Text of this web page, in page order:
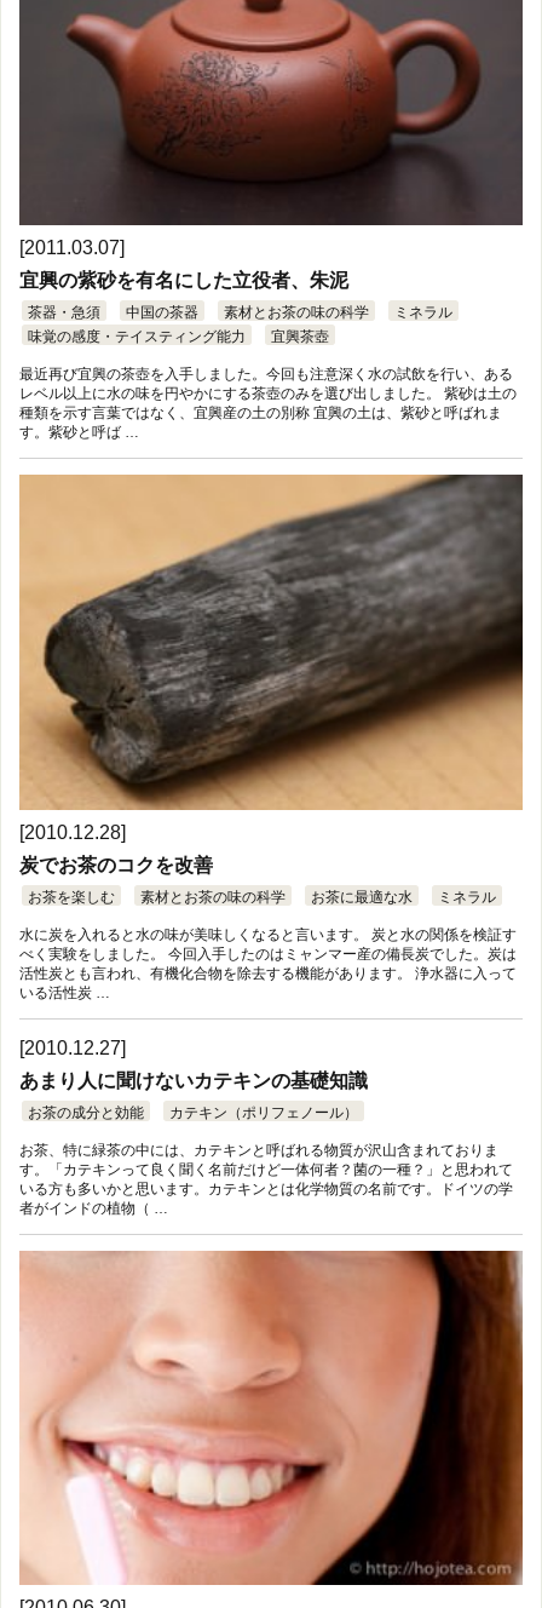
[2011.03.07]
宜興の紫砂を有名にした立役者、朱泥
茶器・急須 中国の茶器 素材とお茶の味の科学
ミネラル
味覚の感度・テイスティング能力
宜興茶壺
最近再び宜興の茶壺を入手しました。今回も注意深く水の試飲を行い、ある
レベル以上に水の味を円やかにする茶壺のみを選び出しました。 紫砂は土の
種類を示す言葉ではなく、宜興産の土の別称 宜興の土は、紫砂と呼ばれま
す。紫砂と呼ば …
[2010.12.28]
炭でお茶のコクを改善
お茶を楽しむ 素材とお茶の味の科学 お茶に最適な水 ミネラル
水に炭を入れると水の味が美味しくなると言います。 炭と水の関係を検証す
べく実験をしました。 今回入手したのはミャンマー産の備長炭でした。炭は
活性炭とも言われ、有機化合物を除去する機能があります。 浄水器に入って
いる活性炭 …
[2010.12.27]
あまり人に聞けないカテキンの基礎知識
お茶の成分と効能 カテキン（ポリフェノール）
お茶、特に緑茶の中には、カテキンと呼ばれる物質が沢山含まれておりま
す。「カテキンって良く聞く名前だけど一体何者？菌の一種？」と思われて
いる方も多いかと思います。カテキンとは化学物質の名前です。ドイツの学
者がインドの植物（ …